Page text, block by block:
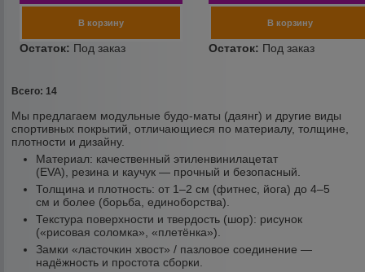
Всего: 14
Мы предлагаем модульные будо-маты (даянг) и другие виды
спортивных покрытий, отличающиеся по материалу, толщине,
плотности и дизайну.
Материал: качественный этиленвинилацетат
(EVA), резина и каучук — прочный и безопасный.
Толщина и плотность: от 1–2 см (фитнес, йога) до 4–5
см и более (борьба, единоборства).
Текстура поверхности и твердость (шор): рисунок
(«рисовая соломка», «плетёнка»).
Замки «ласточкин хвост» / пазловое соединение —
надёжность и простота сборки.